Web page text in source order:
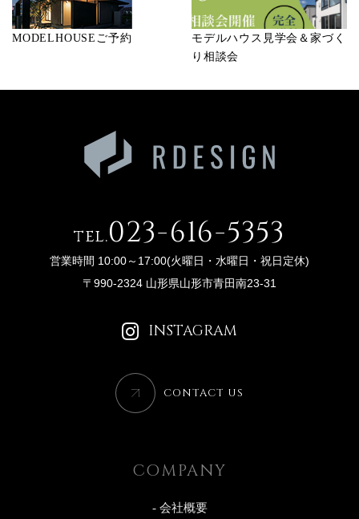
MODELHOUSEご予約
モデルハウス見学会＆家づく
り相談会
tel.023-616-5353
営業時間 10:00～17:00(火曜日・水曜日・祝日定休)
〒990-2324 山形県山形市青田南23-31
INSTAGRAM
CONTACT US
COMPANY
- 会社概要